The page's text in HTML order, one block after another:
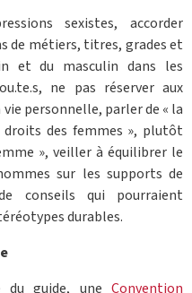
sexistes, accorder
de métiers, titres, grades et
et du masculin dans les
ne pas réserver aux
personnelle, parler de « la
des femmes », plutôt
», veiller à équilibrer le
sur les supports de
conseils qui pourraient
durables.
du guide, une Convention